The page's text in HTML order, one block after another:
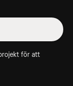
för att